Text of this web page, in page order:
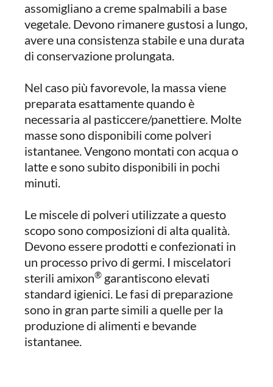
assomigliano a creme spalmabili a base
vegetale. Devono rimanere gustosi a lungo,
avere una consistenza stabile e una durata
di conservazione prolungata.
Nel caso più favorevole, la massa viene
preparata esattamente quando è
necessaria al pasticcere/panettiere. Molte
masse sono disponibili come polveri
istantanee. Vengono montati con acqua o
latte e sono subito disponibili in pochi
minuti.
Le miscele di polveri utilizzate a questo
scopo sono composizioni di alta qualità.
Devono essere prodotti e confezionati in
un processo privo di germi. I miscelatori
sterili amixon® garantiscono elevati
standard igienici. Le fasi di preparazione
sono in gran parte simili a quelle per la
produzione di alimenti e bevande
istantanee.